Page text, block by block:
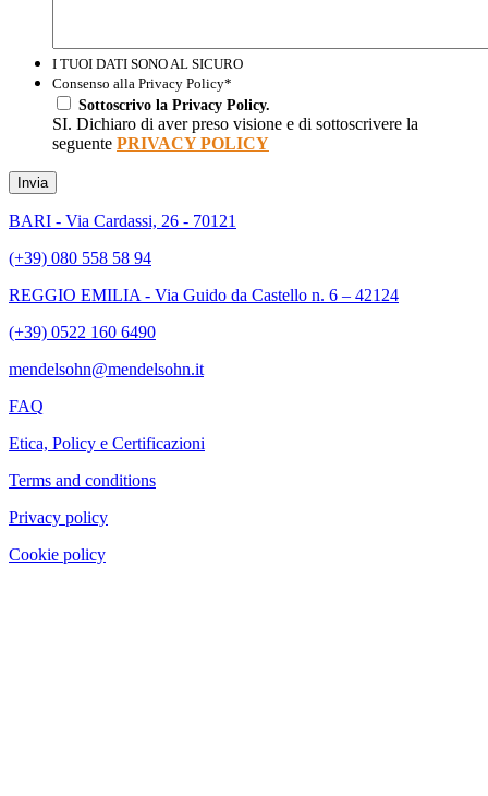
I TUOI DATI SONO AL SICURO
Consenso alla Privacy Policy*
Sottoscrivo la Privacy Policy.
SI. Dichiaro di aver preso visione e di sottoscrivere la
seguente PRIVACY POLICY
Invia
BARI - Via Cardassi, 26 - 70121
(+39) 080 558 58 94
REGGIO EMILIA - Via Guido da Castello n. 6 – 42124
(+39) 0522 160 6490
mendelsohn@mendelsohn.it
FAQ
Etica, Policy e Certificazioni
Terms and conditions
Privacy policy
Cookie policy